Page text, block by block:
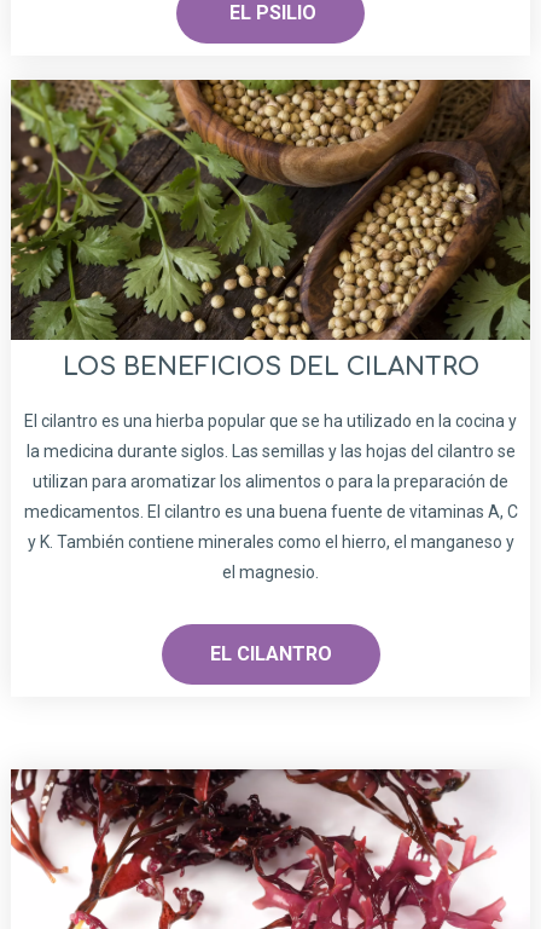
EL PSILIO
LOS BENEFICIOS DEL CILANTRO
El cilantro es una hierba popular que se ha utilizado en la cocina y
la medicina durante siglos. Las semillas y las hojas del cilantro se
utilizan para aromatizar los alimentos o para la preparación de
medicamentos. El cilantro es una buena fuente de vitaminas A, C
y K. También contiene minerales como el hierro, el manganeso y
el magnesio.
EL CILANTRO